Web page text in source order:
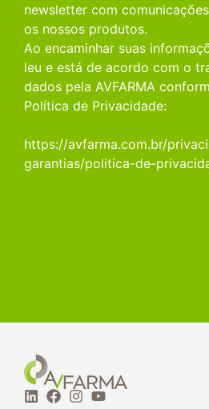
newsletter com
os nossos produtos.
Ao encaminhar suas
leu e está de acordo com o
dados pela AVFARMA
Política de Privacidade:
https://avfarma.com.br/
garantias/politica-de-